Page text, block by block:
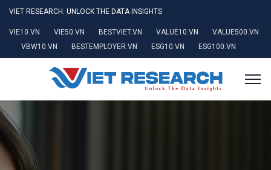
VIET RESEARCH: UNLOCK THE DATA INSIGHTS
VIE10.VN VIE50.VN BESTVIET.VN VALUE10.VN
VALUE500.VN
VBW10.VN
BESTEMPLOYER.VN ESG10.VN ESG100.VN